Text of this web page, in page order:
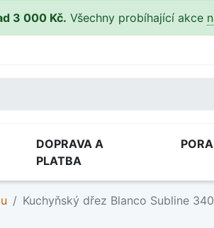
3 000 Kč. Všechny probíhající akce
DOPRAVA A
PLATBA
Kuchyňský dřez Blanco Subline